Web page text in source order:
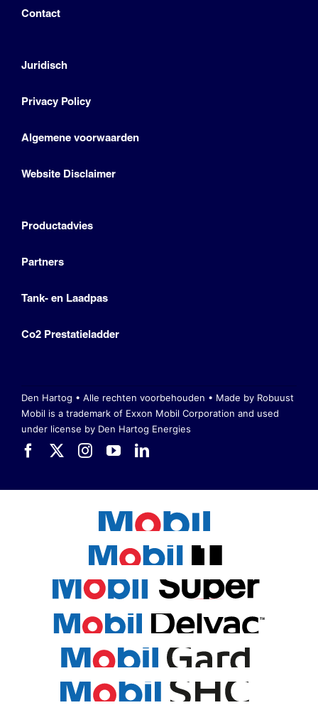
Contact
Juridisch
Privacy Policy
Algemene voorwaarden
Website Disclaimer
Productadvies
Partners
Tank- en Laadpas
Co2 Prestatieladder
Den Hartog • Alle rechten voorbehouden • Made by Robuust
Mobil is a trademark of Exxon Mobil Corporation and used
under license by Den Hartog Energies